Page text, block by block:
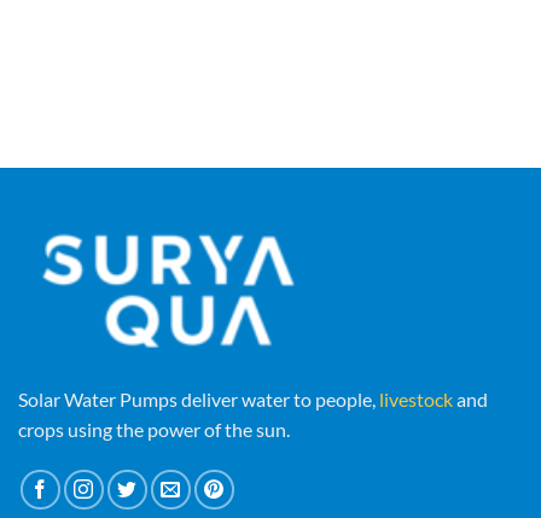
Solar Water Pumps deliver water to people, livestockand
crops using the power of the sun.